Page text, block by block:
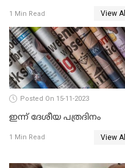
1 Min Read View All
Posted On 15-11-2023
ഇന്ന് ദേശീയ പത്രദിനം
1 Min Read View All